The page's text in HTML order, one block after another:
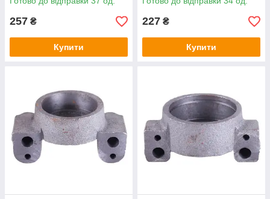
257 ₴
Купити
227 ₴
Купити